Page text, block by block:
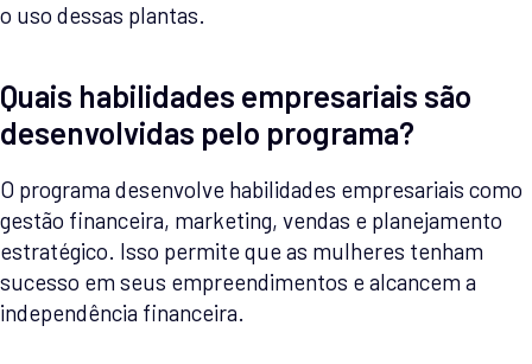
o uso dessas plantas.
Quais habilidades empresariais são
desenvolvidas pelo programa?
O programa desenvolve habilidades empresariais como
gestão financeira, marketing, vendas e planejamento
estratégico. Isso permite que as mulheres tenham
sucesso em seus empreendimentos e alcancem a
independência financeira.